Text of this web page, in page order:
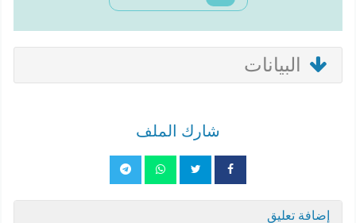
البيانات
شارك الملف
إضافة تعليق